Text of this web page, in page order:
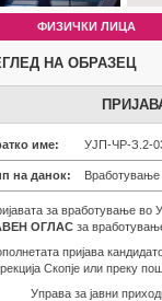
ФИЗИЧКИ ЛИЦА
НА ОБРАЗЕЦ
име: УЈП-ЧР-З.2-
на данок: Вработување
за вработување
ОГЛАС за
пријава
Скопје или преку
Управа за јавни